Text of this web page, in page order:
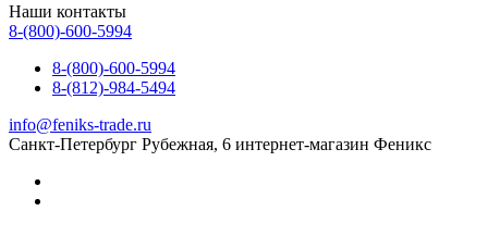
Наши контакты
8-(800)-600-5994
8-(800)-600-5994
8-(812)-984-5494
info@feniks-trade.ru
Санкт-Петербург Рубежная, 6 интернет-магазин Феникс